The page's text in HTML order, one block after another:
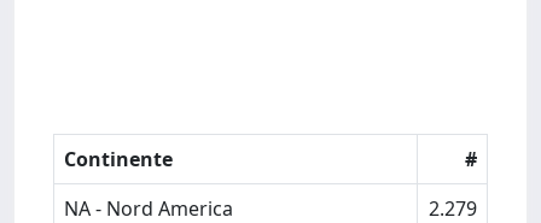
Continente
#
NA - Nord America
2.279